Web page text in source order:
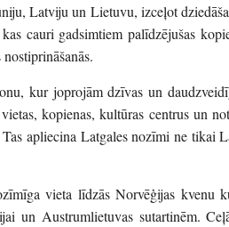
Latviju un Lietuvu, izceļot
cauri gadsimtiem palīdzējušas
kur joprojām dzīvas un
kopienas, kultūras centrus un
apliecina Latgales nozīmi ne tikai
vieta līdzās Norvēģijas kvenu
un Austrumlietuvas sutartinēm.